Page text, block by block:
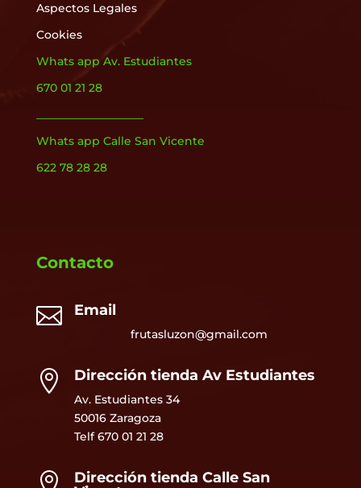
Aspectos Legales
Cookies
Whats app Av. Estudiantes
670 01 21 28
Whats app Calle San Vicente
622 78 28 28
Contacto
 Email
frutasluzon@gmail.com
 Dirección tienda Av Estudiantes
Av. Estudiantes 34
50016 Zaragoza
Telf670 01 21 28
Dirección tienda Calle San